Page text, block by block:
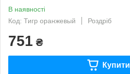
В наявності
Код: Тигр оранжевый
Роздріб
751 ₴
Купити